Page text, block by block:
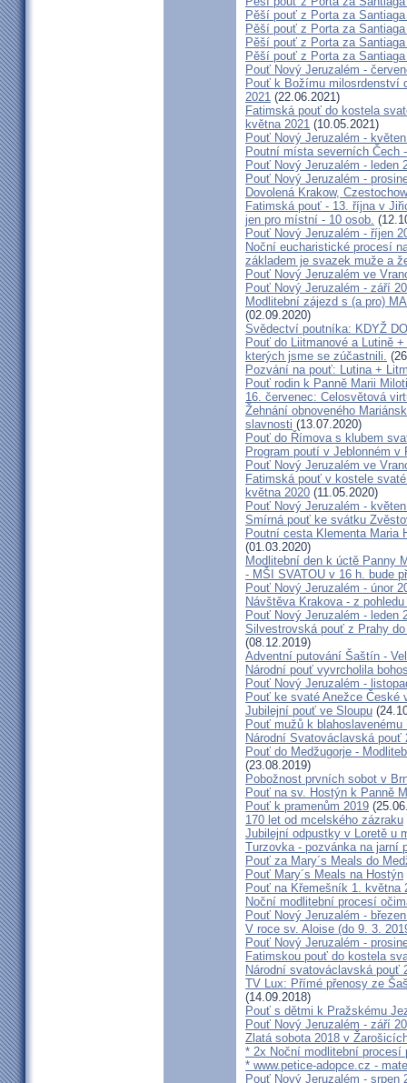
Pěší pouť z Porta za
Pěší pouť z Porta za
Pěší pouť z Porta za
Pěší pouť z Porta za
Pouť Nový Jeruzalém -
Pouť k Božímu milosrdenství
2021 (22.06.2021)
Fatimská pouť do kostela
května 2021 (10.05.2021)
Pouť Nový Jeruzalém -
Poutní místa severních Čech
Pouť Nový Jeruzalém - leden
Pouť Nový Jeruzalém -
Dovolená Krakow,
Fatimská pouť - 13. října v
jen pro místní - 10 osob.
Pouť Nový Jeruzalém - říjen
Noční eucharistické procesí
základem je svazek muže a
Pouť Nový Jeruzalém ve
Pouť Nový Jeruzalém - září
Modlitební zájezd s (a pro)
(02.09.2020)
Svědectví poutníka: KDYŽ
Pouť do Liitmanové a Lutině
kterých jsme se zúčastnili.
Pozvání na pouť: Lutina +
Pouť rodin k Panně Marii
16. červenec: Celosvětová
Žehnání obnoveného
slavnosti (13.07.2020)
Pouť do Římova s klubem
Program poutí v Jeblonném v
Pouť Nový Jeruzalém ve
Fatimská pouť v kostele
května 2020 (11.05.2020)
Pouť Nový Jeruzalém -
Smírná pouť ke svátku
Poutní cesta Klementa Maria
(01.03.2020)
Modlitební den k úctě Panny
- MŠI SVATOU v 16 h. bude
Pouť Nový Jeruzalém - únor
Návštěva Krakova - z
Pouť Nový Jeruzalém - leden
Silvestrovská pouť z Prahy
(08.12.2019)
Adventní putování Šaštín -
Národní pouť vyvrcholila
Pouť Nový Jeruzalém -
Pouť ke svaté Anežce České
Jubilejní pouť ve Sloupu
Pouť mužů k blahoslavenému
Národní Svatováclavská pouť
Pouť do Medžugorje -
(23.08.2019)
Pobožnost prvních sobot v
Pouť na sv. Hostýn k Panně
Pouť k pramenům 2019
170 let od mcelského zázraku
Jubilejní odpustky v Loretě u
Turzovka - pozvánka na jarní
Pouť za Mary´s Meals do
Pouť Mary´s Meals na Hostýn
Pouť na Křemešník 1. května
Noční modlitební procesí
Pouť Nový Jeruzalém -
V roce sv. Aloise (do 9. 3.
Pouť Nový Jeruzalém -
Fatimskou pouť do kostela
Národní svatováclavská pouť
TV Lux: Přímé přenosy ze
(14.09.2018)
Pouť s dětmi k Pražskému
Pouť Nový Jeruzalém - září
Zlatá sobota 2018 v
* 2x Noční modlitební
* www.petice-adopce.cz -
Pouť Nový Jeruzalém - srpen